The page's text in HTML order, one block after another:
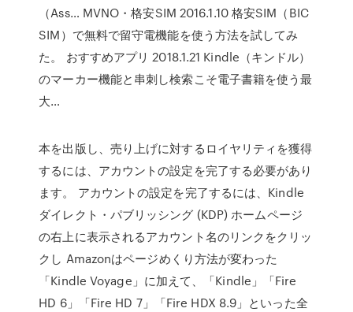
（Ass… MVNO・格安SIM 2016.1.10 格安SIM（BIC
SIM）で無料で留守電機能を使う方法を試してみ
た。 おすすめアプリ 2018.1.21 Kindle（キンドル）
のマーカー機能と串刺し検索こそ電子書籍を使う最
大…
本を出版し、売り上げに対するロイヤリティを獲得
するには、アカウントの設定を完了する必要があり
ます。 アカウントの設定を完了するには、Kindle
ダイレクト・パブリッシング (KDP) ホームページ
の右上に表示されるアカウント名のリンクをクリッ
クし Amazonはページめくり方法が変わった
「Kindle Voyage」に加えて、「Kindle」「Fire
HD 6」「Fire HD 7」「Fire HDX 8.9」といった全